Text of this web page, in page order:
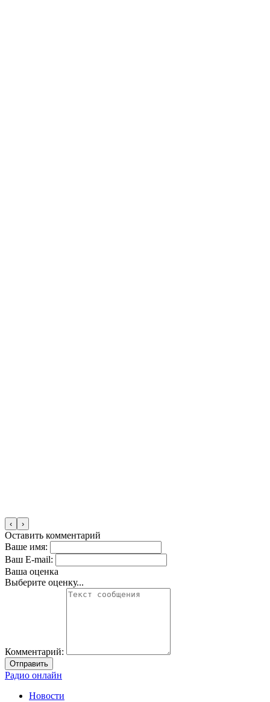
‹ ›
Оставить комментарий
Ваше имя:
Ваш E-mail:
Ваша оценка
Выберите оценку...
Комментарий:
Отправить
Радио онлайн
Новости